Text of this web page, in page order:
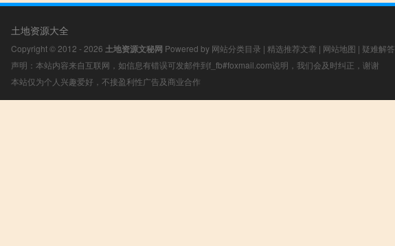
土地资源大全
Copyright © 2012 - 2026 土地资源文秘网 Powered by 网站分类目录 | 精选推荐文章 | 网站地图 | 疑难解答
声明：本站内容来自互联网，如信息有错误可发邮件到f_fb#foxmail.com说明，我们会及时纠正，谢谢
本站仅为个人兴趣爱好，不接盈利性广告及商业合作